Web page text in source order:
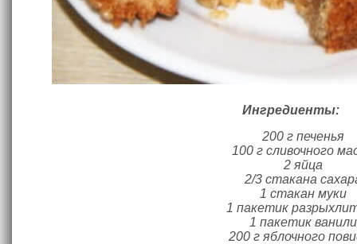
Ингредиенты:
200 г печенья
100 г сливочного
2 яйца
2/3 стакана
1 стакан муки
1 пакетик
1 пакетик ванили
200 г яблочного